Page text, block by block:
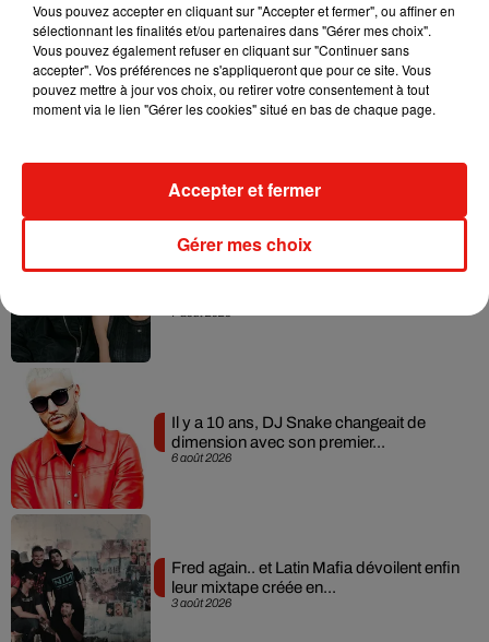
Musique
7 août 2026
Angèle et Amélie Lens dévoilent leur
6 août 2026
Il y a 10 ans, DJ Snake changeait de
dimension avec son premier...
3 août 2026
Fred again.. et Latin Mafia dévoilent enfin
leur mixtape créée en...
Vous pouvez accepter en cliquant sur "Accepter et fermer", ou affiner en
sélectionnant les finalités et/ou partenaires dans "Gérer mes choix".
Vous pouvez également refuser en cliquant sur "Continuer sans
accepter". Vos préférences ne s'appliqueront que pour ce site. Vous
pouvez mettre à jour vos choix, ou retirer votre consentement à tout
moment via le lien "Gérer les cookies" situé en bas de chaque page.
Gérer mes choix
Accepter et fermer